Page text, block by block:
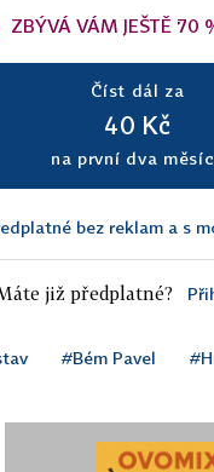
ZBÝVÁ VÁM JEŠTĚ 70
Číst dál za
40 Kč
na první dva
bez reklam a s
již předplatné?
#Bém Pavel